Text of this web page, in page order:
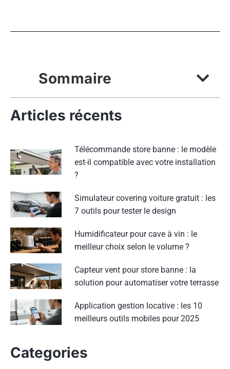
Sommaire
Articles récents
Télécommande store banne : le modèle
est-il compatible avec votre installation
?
Simulateur covering voiture gratuit : les
7 outils pour tester le design
Humidificateur pour cave à vin : le
meilleur choix selon le volume ?
Capteur vent pour store banne : la
solution pour automatiser votre terrasse
Application gestion locative : les 10
meilleurs outils mobiles pour 2025
Categories